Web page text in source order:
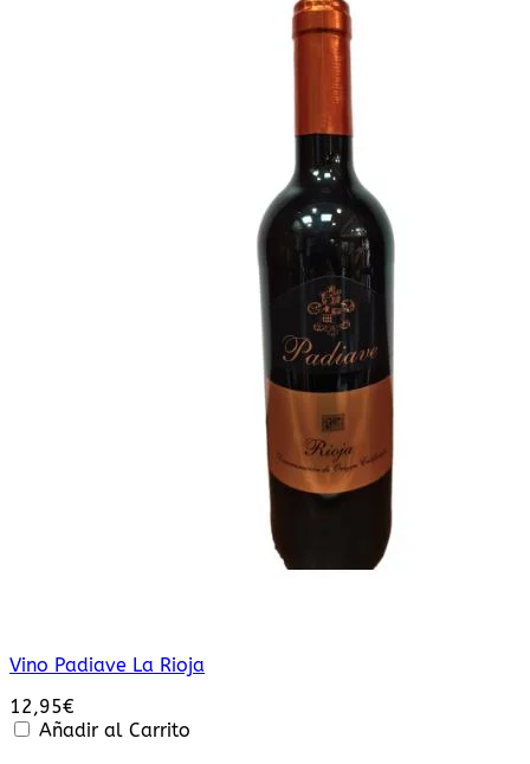
Vino Padiave La Rioja
12,95€
Añadir al Carrito